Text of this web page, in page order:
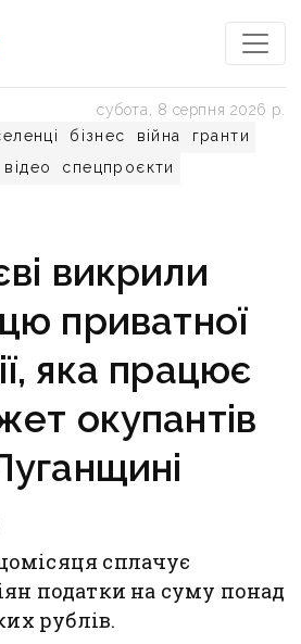
бізнес війна
гранти
відео спецпроєкти
субота, 8 серпня 2026 р.
викрили
приватної
яка працює
окупантів
сплачує
податки на суму понад
рублів.